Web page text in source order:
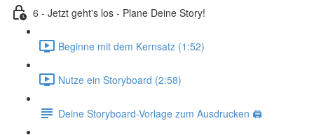
6 - Jetzt geht's los - Plane Deine Story!
Beginne mit dem Kernsatz (1:52)
Nutze ein Storyboard (2:58)
Deine Storyboard-Vorlage zum Ausdrucken 🖨